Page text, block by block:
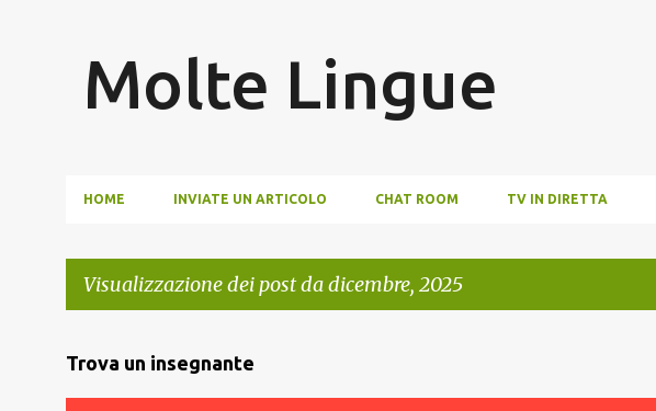
Molte Lingue
HOME INVIATE UN ARTICOLO CHAT ROOM TV IN DIRETTA
Visualizzazione dei post da dicembre, 2025
P
o
Trova un insegnante